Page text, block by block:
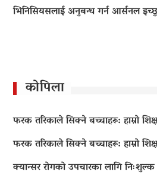
भिनिसियसलाई अनुबन्ध गर्न आर्सनल
कोपिला
फरक तरिकाले सिक्ने बच्चाहरू: हाम्रो
फरक तरिकाले सिक्ने बच्चाहरू: हाम्रो
क्यान्सर रोगको उपचारका लागि